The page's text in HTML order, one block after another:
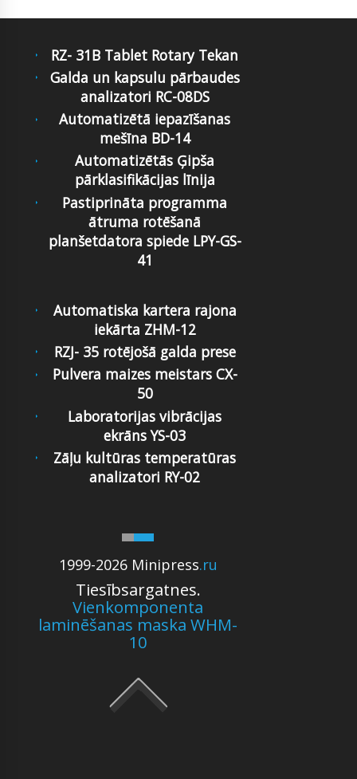
RZ- 31B Tablet Rotary Tekan
Galda un kapsulu pārbaudes
analizatori RC-08DS
Automatizētā iepazīšanas
mešīna BD-14
Automatizētās Ģipša
pārklasifikācijas līnija
Pastiprināta programma
ātruma rotēšanā
planšetdatora spiede LPY-GS-
41
1999-2026 Minipress.ru
Tiesībsargatnes.
Vienkomponenta
laminēšanas maska WHM-
10
Automatiska kartera rajona
iekārta ZHM-12
RZJ- 35 rotējošā galda prese
Pulvera maizes meistars CX-
50
Laboratorijas vibrācijas
ekrāns YS-03
Zāļu kultūras temperatūras
analizatori RY-02